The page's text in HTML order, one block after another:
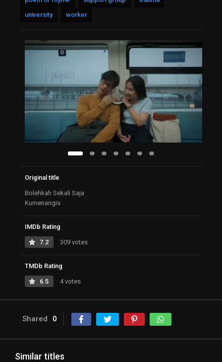
university
worker
Original title
Bolehkah Sekali Saja
Kumenangis
IMDb Rating
7.2 309 votes
TMDb Rating
6.5 4 votes
Shared 0
Similar titles